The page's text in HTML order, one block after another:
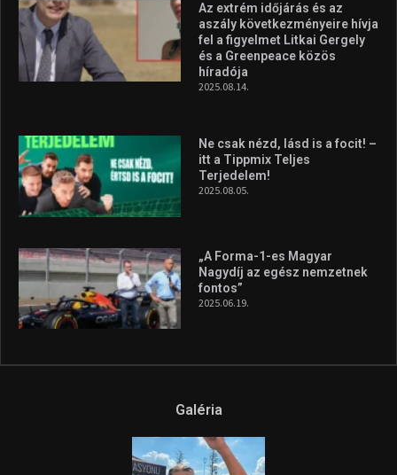
Az extrém időjárás és az
aszály következményeire hívja
fel a figyelmet Litkai Gergely
és a Greenpeace közös
híradója
2025.08.14.
Ne csak nézd, lásd is a focit! –
itt a Tippmix Teljes
Terjedelem!
2025.08.05.
„A Forma-1-es Magyar
Nagydíj az egész nemzetnek
fontos”
2025.06.19.
Galéria